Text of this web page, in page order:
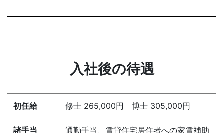
入社後の待遇
初任給 修士 265,000円 博士 305,000円
諸手当
通勤手当、賃貸住宅居住者への家賃補助